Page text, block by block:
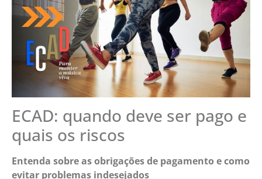
ECAD: quando deve ser pago e
quais os riscos
Entenda sobre as obrigações de pagamento e como
evitar problemas indesejados